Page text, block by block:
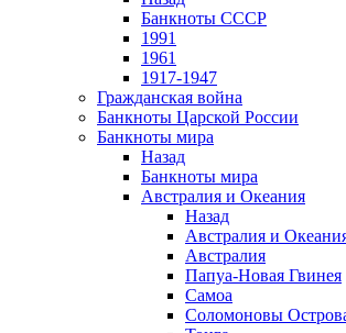
Банкноты СССР
1991
1961
1917-1947
Гражданская война
Банкноты Царской России
Банкноты мира
Назад
Банкноты мира
Австралия и Океания
Назад
Австралия и
Австралия
Папуа-Новая Гвинея
Самоа
Соломоновы